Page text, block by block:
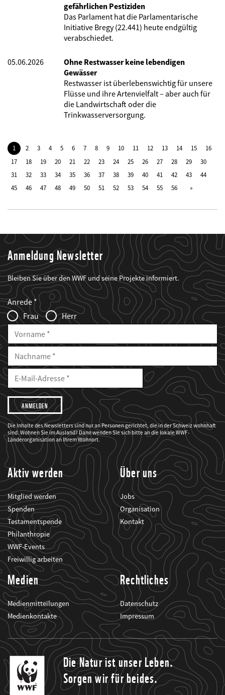
gefährlichen Pestiziden
Das Parlament hat die Parlamentarische
Initiative Bregy (22.441) heute endgültig
verabschiedet.
05.06.2026
Ohne Restwasser keine lebendigen
Gewässer
Restwasser ist überlebenswichtig für unsere
Flüsse und ihre Artenvielfalt – aber auch für
die Landwirtschaft oder die
Trinkwasserversorgung.
1 2 3 4 5 6 7 8 9 10 11 12 13 14 15
16
17
18 19 20 21 22 23 24 25 26 27 28 29
30
31
32 33 34 35 36 37 38 39 40 41 42 43
44
45
46 47 48 49 50 51 52 53 54 55 56
Anmeldung Newsletter
Bleiben Sie über den WWF und seine Projekte informiert.
Web2Case
Infofelder
Fieldset
anrede_name
Anrede
Frau
Herr
Vorname
Nachname
E-
Mailadresse
E-
Adresse
Ich
möchte,
dass
der
WWF
mich
über
seine
Projekte
informiert.
Die Inhalte des Newsletters sind nur an Personen gerichtet, die in der Schweiz wohnhaft
sind. Wohnen Sie im Ausland? Dann wenden Sie sich bitte an die lokale WWF-
Länderorganisation an Ihrem Wohnort.
Aktiv werden
Mitglied werden
Spenden
Testamentspende
Philanthropie
WWF-Events
Freiwillig arbeiten
Über uns
Jobs
Organisation
Kontakt
Medien
Medienmitteilungen
Medienkontakte
Rechtliches
Datenschutz
Impressum
Die Natur ist unser Leben.
Sorgen wir für beides.